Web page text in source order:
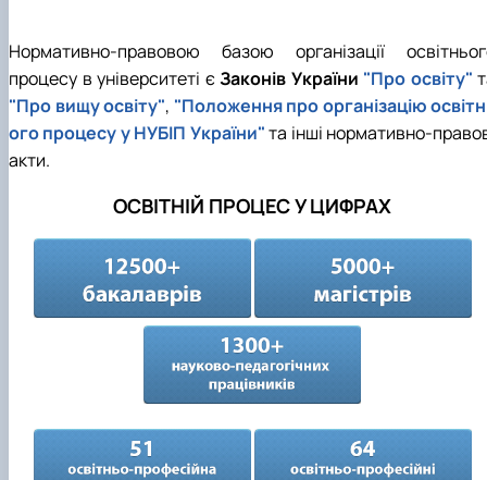
Нормативно-правовою базою організації
процесу в університеті єЗаконів України "Про освіту"
"Про вищу освіту", "Положення про організацію
ого процесу у НУБІП України"та інші нормативно-
акти.
ОСВІТНІЙ ПРОЦЕС У ЦИФРАХ